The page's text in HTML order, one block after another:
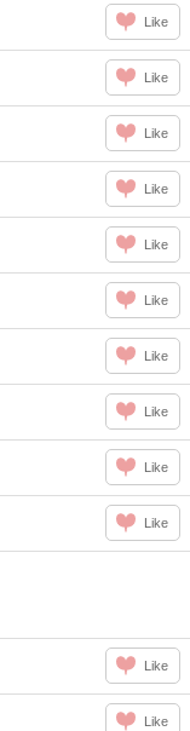
Like
Like
Like
Like
Like
Like
Like
Like
Like
Like
Like
Like